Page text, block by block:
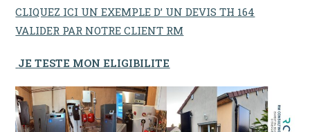
CLIQUEZ ICI UN EXEMPLE D’ UN DEVIS TH 164
VALIDER PAR NOTRE CLIENT RM
JE TESTE MON ELIGIBILITE